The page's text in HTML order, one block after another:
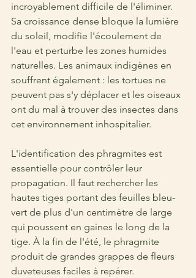
incroyablement difficile de l'éliminer.
Sa croissance dense bloque la lumière
du soleil, modifie l'écoulement de
l'eau et perturbe les zones humides
naturelles. Les animaux indigènes en
souffrent également : les tortues ne
peuvent pas s'y déplacer et les oiseaux
ont du mal à trouver des insectes dans
cet environnement inhospitalier.
L'identification des phragmites est
essentielle pour contrôler leur
propagation. Il faut rechercher les
hautes tiges portant des feuilles bleu-
vert de plus d'un centimètre de large
qui poussent en gaines le long de la
tige. À la fin de l'été, le phragmite
produit de grandes grappes de fleurs
duveteuses faciles à repérer.